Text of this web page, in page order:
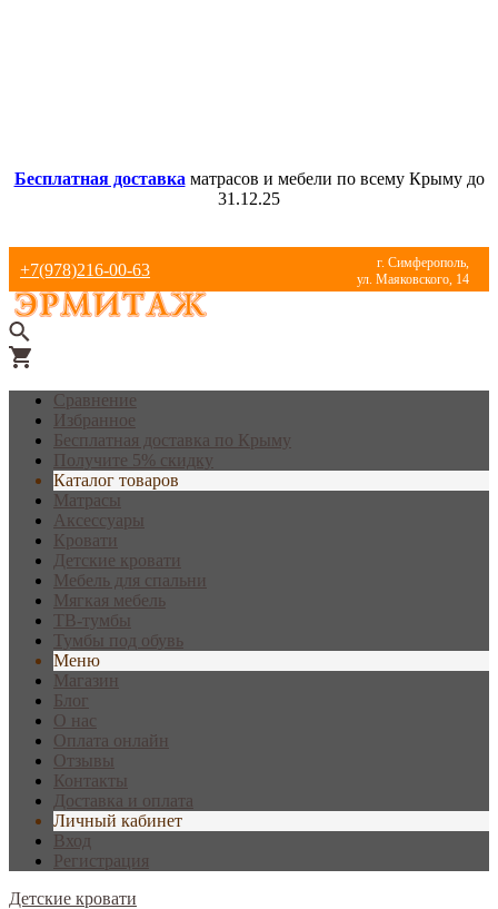
Бесплатная доставка матрасов и мебели по всему Крыму до
31.12.25
+7(978)216-00-63
г. Симферополь,
ул. Маяковского, 14
Сравнение
Избранное
Бесплатная доставка по Крыму
Получите 5% скидку
Каталог товаров
Матрасы
Аксессуары
Кровати
Детские кровати
Мебель для спальни
Мягкая мебель
ТВ-тумбы
Тумбы под обувь
Меню
Магазин
Блог
О нас
Оплата онлайн
Отзывы
Контакты
Доставка и оплата
Личный кабинет
Вход
Регистрация
Детские кровати